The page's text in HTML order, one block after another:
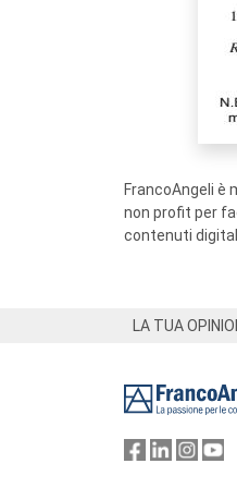
FrancoAngeli è
non profit per
contenuti
LA TUA